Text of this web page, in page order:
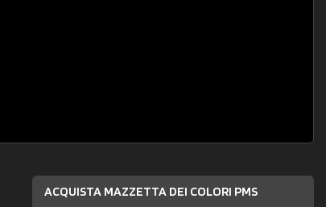
ACQUISTA MAZZETTA DEI COLORI PMS